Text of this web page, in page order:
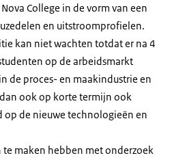
College in de vorm van een
en uitstroomprofielen.
kan niet wachten totdat er na 4
op de arbeidsmarkt
de proces- en maakindustrie en
ook op korte termijn ook
de nieuwe technologieën en
maken hebben met onderzoek